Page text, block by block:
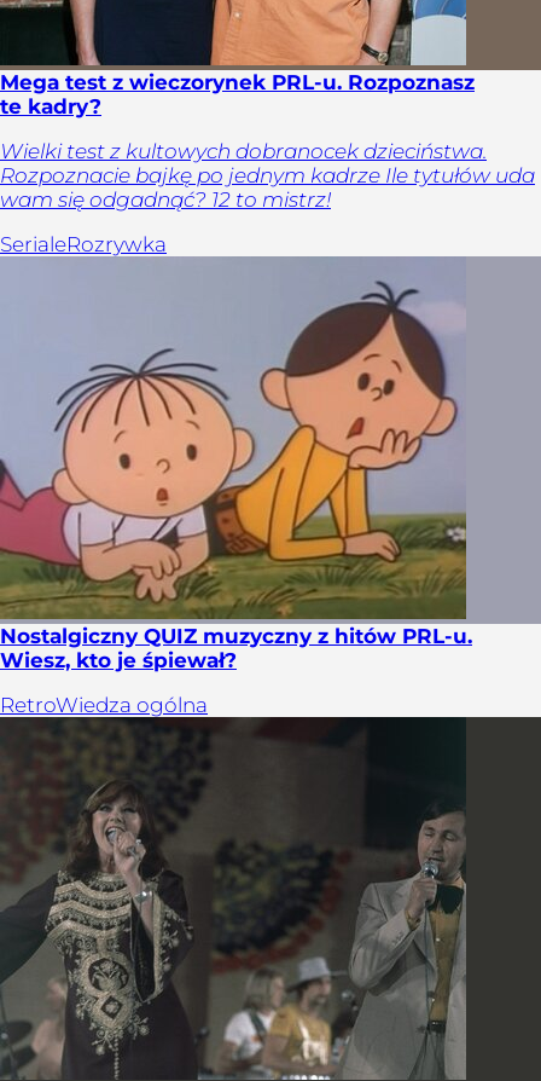
Mega test z wieczorynek PRL-u. Rozpoznasz
te kadry?
Wielki test z kultowych dobranocek dzieciństwa.
Rozpoznacie bajkę po jednym kadrze Ile tytułów uda
wam się odgadnąć? 12 to mistrz!
SerialeRozrywka
Nostalgiczny QUIZ muzyczny z hitów PRL-u.
Wiesz, kto je śpiewał?
RetroWiedza ogólna